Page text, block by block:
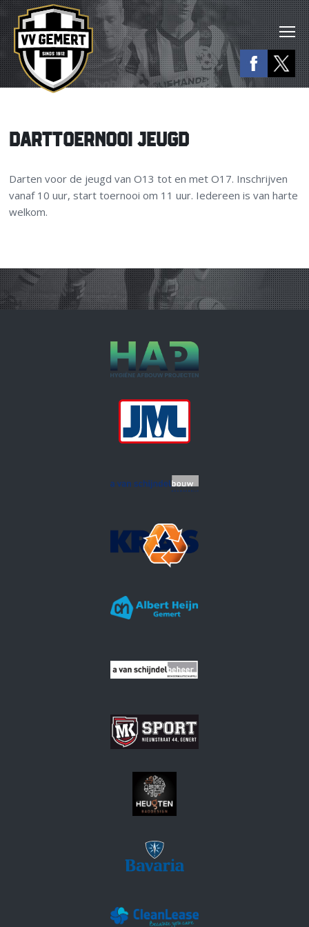
DARTTOERNOOI JEUGD
Darten voor de jeugd van O13 tot en met O17. Inschrijven
vanaf 10 uur, start toernooi om 11 uur. Iedereen is van harte
welkom.